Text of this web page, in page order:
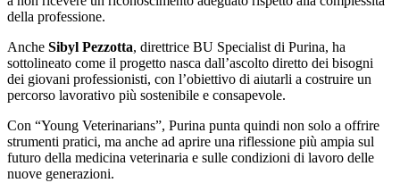
della professione.
Anche Sibyl Pezzotta, direttrice BU Specialist di Purina, ha
sottolineato come il progetto nasca dall’ascolto diretto dei bisogni
dei giovani professionisti, con l’obiettivo di aiutarli a costruire un
percorso lavorativo più sostenibile e consapevole.
Con “Young Veterinarians”, Purina punta quindi non solo a offrire
strumenti pratici, ma anche ad aprire una riflessione più ampia sul
futuro della medicina veterinaria e sulle condizioni di lavoro delle
nuove generazioni.